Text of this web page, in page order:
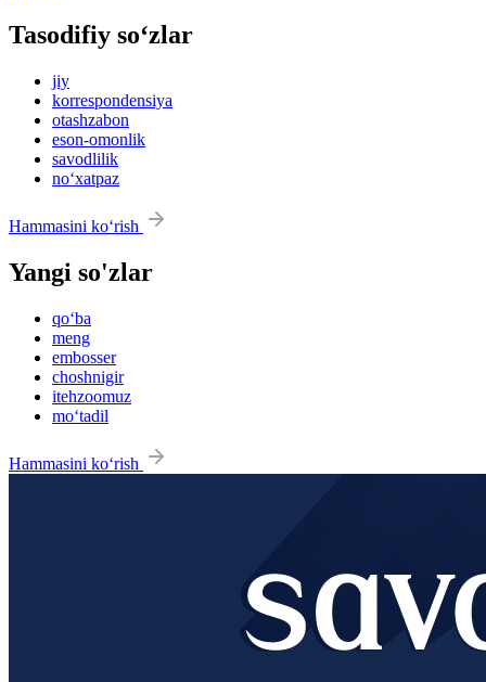
Tasodifiy so‘zlar
jiy
korrespondensiya
otashzabon
eson-omonlik
savodlilik
no‘xatpaz
Hammasini ko‘rish
Yangi so'zlar
qo‘ba
meng
embosser
choshnigir
itehzoomuz
mo‘tadil
Hammasini ko‘rish